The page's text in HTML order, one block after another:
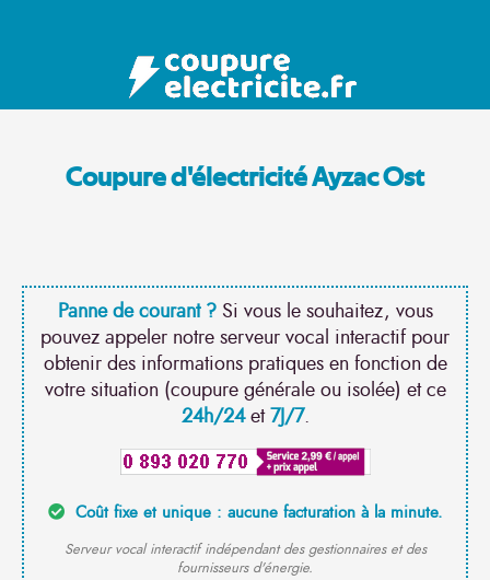
Coupure d'électricité Ayzac Ost
Panne de courant ?Si vous le souhaitez, vous
pouvez appeler notre serveur vocal interactif pour
obtenir des informations pratiques en fonction de
votre situation (coupure générale ou isolée) et ce
24h/24et7J/7.
Coût fixe et unique : aucune facturation à la minute.
Serveur vocal interactif indépendant des gestionnaires et des
fournisseurs d'énergie.